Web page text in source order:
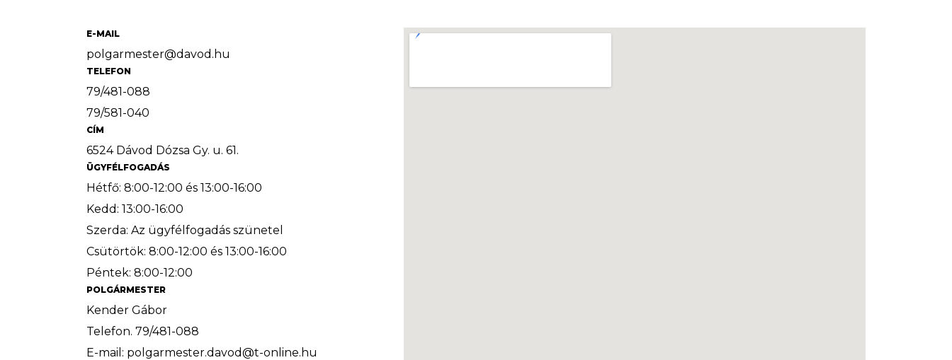
E-MAIL
polgarmester@davod.hu
TELEFON
79/481-088
79/581-040
CÍM
6524 Dávod Dózsa Gy. u. 61.
ÜGYFÉLFOGADÁS
Hétfő: 8:00-12:00 és 13:00-16:00
Kedd: 13:00-16:00
Szerda: Az ügyfélfogadás szünetel
Csütörtök: 8:00-12:00 és 13:00-16:00
Péntek: 8:00-12:00
POLGÁRMESTER
Kender Gábor
Telefon. 79/481-088
E-mail: polgarmester.davod@t-online.hu